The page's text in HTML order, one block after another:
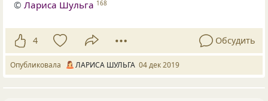
©Лариса Шульга 168
4 Обсудить
Опубликовала ЛАРИСА ШУЛЬГА 04 дек 2019